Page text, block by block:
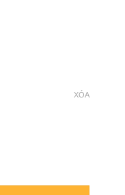
XÓA